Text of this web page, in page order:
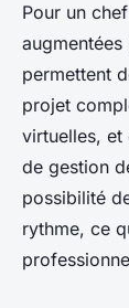
Pour un
permettent
projet
virtuelles, et
de gestion
possibilité
rythme, ce